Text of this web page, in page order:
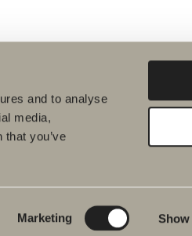
and to analyse
media,
you’ve
Marketing
digitalt
Planet
Product
People